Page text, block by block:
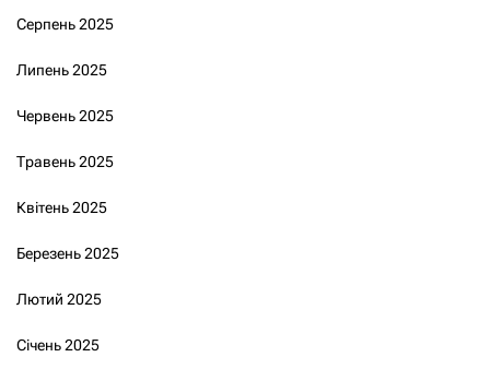
Серпень 2025
Липень 2025
Червень 2025
Травень 2025
Квітень 2025
Березень 2025
Лютий 2025
Січень 2025